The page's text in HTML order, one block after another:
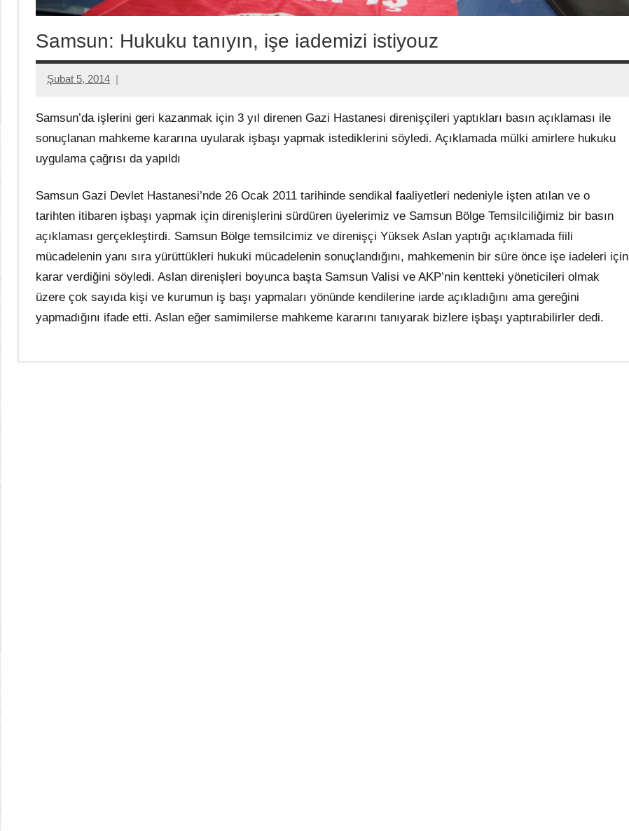
Samsun: Hukuku tanıyın, işe iademizi istiyouz
Şubat 5, 2014
Aksu
Samsun’da işlerini geri kazanmak için 3 yıl direnen Gazi Hastanesi direnişçileri yaptıkları basın açıklaması ile
sonuçlanan mahkeme kararına uyularak işbaşı yapmak istediklerini söyledi. Açıklamada mülki amirlere hukuku
uygulama çağrısı da yapıldı
Samsun Gazi Devlet Hastanesi’nde 26 Ocak 2011 tarihinde sendikal faaliyetleri nedeniyle işten atılan ve o
tarihten itibaren işbaşı yapmak için direnişlerini sürdüren üyelerimiz ve Samsun Bölge Temsilciliğimiz bir basın
açıklaması gerçekleştirdi. Samsun Bölge temsilcimiz ve direnişçi Yüksek Aslan yaptığı açıklamada fiili
mücadelenin yanı sıra yürüttükleri hukuki mücadelenin sonuçlandığını, mahkemenin bir süre önce işe iadeleri için
karar verdiğini söyledi. Aslan direnişleri boyunca başta Samsun Valisi ve AKP’nin kentteki yöneticileri olmak
üzere çok sayıda kişi ve kurumun iş başı yapmaları yönünde kendilerine iarde açıkladığını ama gereğini
yapmadığını ifade etti. Aslan eğer samimilerse mahkeme kararını tanıyarak bizlere işbaşı yaptırabilirler dedi.